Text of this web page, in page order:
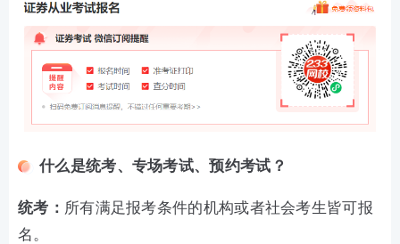
什么是统考、专场考试、预约考试？
统考： 所有满足报考条件的机构或者社会考生皆可报
名。